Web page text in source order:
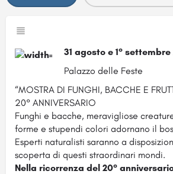
31 agosto e 1° settembre
Palazzo delle Feste
“MOSTRA DI FUNGHI, BACCHE E
20° ANNIVERSARIO
Funghi e bacche, meravigliose
forme e stupendi colori adornano il
Esperti naturalisti saranno a
scoperta di questi straordinari mondi.
Nella ricorrenza del 20°